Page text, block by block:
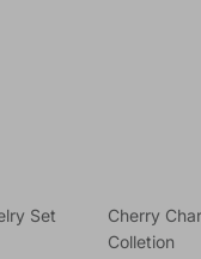
Set
Cherry
Colletion